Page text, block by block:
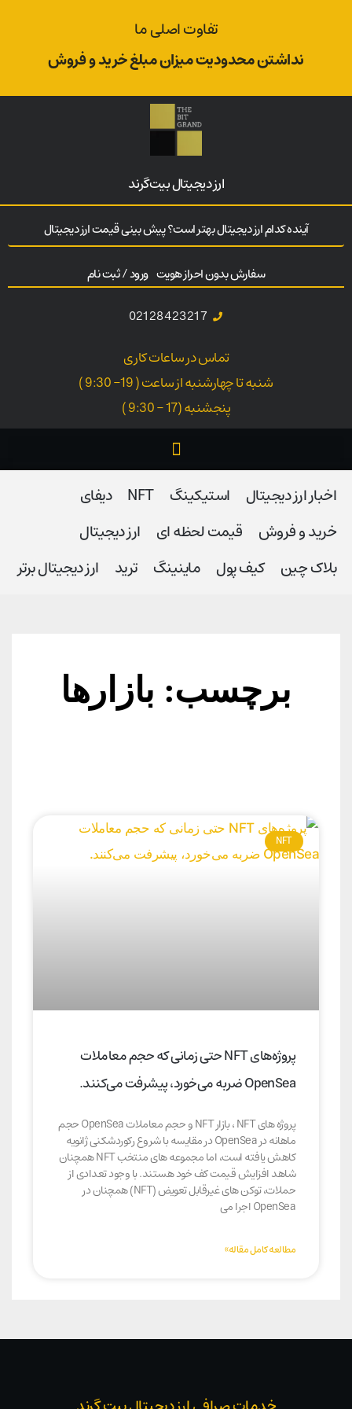
تفاوت اصلی ما
نداشتن محدودیت میزان مبلغ خرید و فروش
ارز‌ دیجیتال بیت‌گرند
آینده کدام ارز دیجیتال بهتر است؟ پیش بینی قیمت ارز دیجیتال
سفارش بدون احراز هویت ورود / ثبت نام
02128423217
تماس در ساعات کاری
شنبه تا چهارشنبه از ساعت ( 19- 9:30 )
پنجشنبه (17 - 9:30 )
اخبار ارز دیجیتال استیکینگ NFT
دیفای
خرید و فروش
قیمت لحظه ای
ارز دیجیتال
بلاک‌ چین
کیف پول ماینینگ ترید ارز دیجیتال برتر
برچسب: بازارها
NFT
پروژه‌های NFT حتی زمانی که حجم معاملات
OpenSea ضربه می‌خورد، پیشرفت می‌کنند.
پروژه های NFT ، بازار NFT و حجم معاملات OpenSea حجم
ماهانه در OpenSea در مقایسه با شروع رکوردشکنی ژانویه
کاهش یافته است، اما مجموعه های منتخب NFT همچنان
شاهد افزایش قیمت کف خود هستند. با وجود تعدادی از
حملات، توکن های غیرقابل تعویض (NFT) همچنان در
OpenSea اجرا می
مطالعه کامل مقاله»